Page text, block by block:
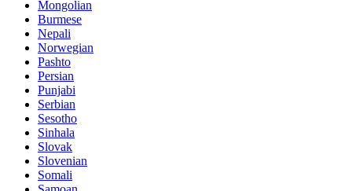
Mongolian
Burmese
Nepali
Norwegian
Pashto
Persian
Punjabi
Serbian
Sesotho
Sinhala
Slovak
Slovenian
Somali